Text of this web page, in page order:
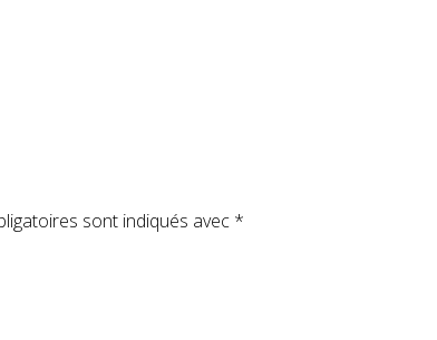
sont indiqués avec *